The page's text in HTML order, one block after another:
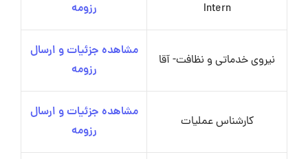
Intern
رزومه
نیروی خدماتی و نظافت- آقا
مشاهده جزئیات و ارسال
رزومه
کارشناس عملیات
مشاهده جزئیات و ارسال
رزومه